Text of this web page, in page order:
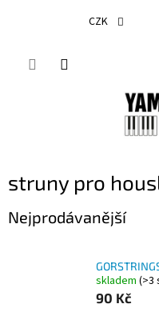
CZK
struny pro
Nejprodávanější
skladem (>3
90 Kč